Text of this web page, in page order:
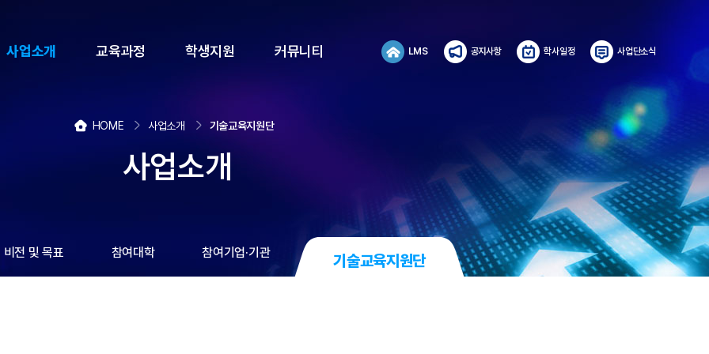
LMS 공지사항 학사일정 사업단소식
사업소개 교육과정 학생지원 커뮤니티
HOME 사업소개 기술교육지원단
사업소개
비전 및 목표 참여대학 참여기업·기관 기술교육지원단